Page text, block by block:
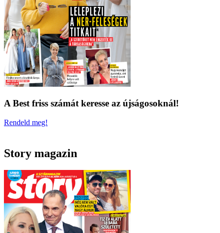
A Best friss számát keresse az újságosoknál!
Rendeld meg!
Story magazin